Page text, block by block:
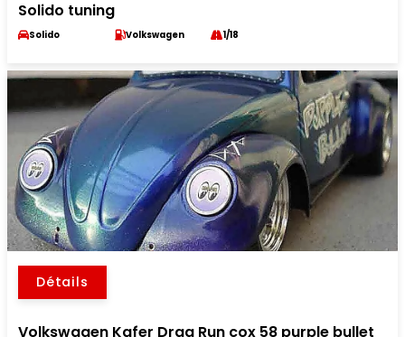
Solido tuning
Solido Volkswagen 1/18
Détails
Volkswagen Kafer Drag Run cox 58 purple bullet